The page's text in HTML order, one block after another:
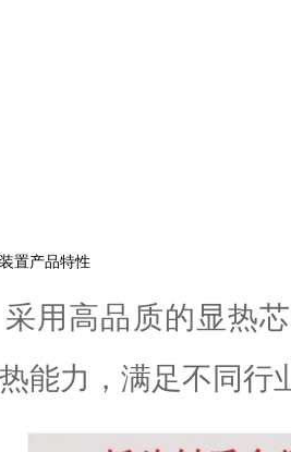
置产品特性
采用高品质的显热
能力，满足不同行